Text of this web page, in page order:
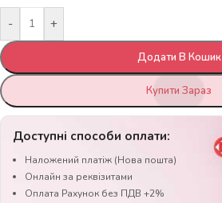
- +
Додати В Кошик
Купити Зараз
Доступні способи оплати:
Наложений платіж (Нова пошта)
Онлайн за реквізитами
Оплата Рахунок без ПДВ +2%